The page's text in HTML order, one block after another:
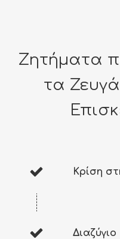
Ζητήματα
τα
Κρίση
Διαζύγιο